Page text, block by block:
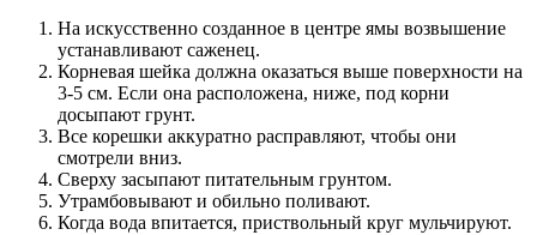
На искусственно созданное в центре ямы возвышение
устанавливают саженец.
Корневая шейка должна оказаться выше поверхности на
3-5 см. Если она расположена, ниже, под корни
досыпают грунт.
Все корешки аккуратно расправляют, чтобы они
смотрели вниз.
Сверху засыпают питательным грунтом.
Утрамбовывают и обильно поливают.
Когда вода впитается, приствольный круг мульчируют.